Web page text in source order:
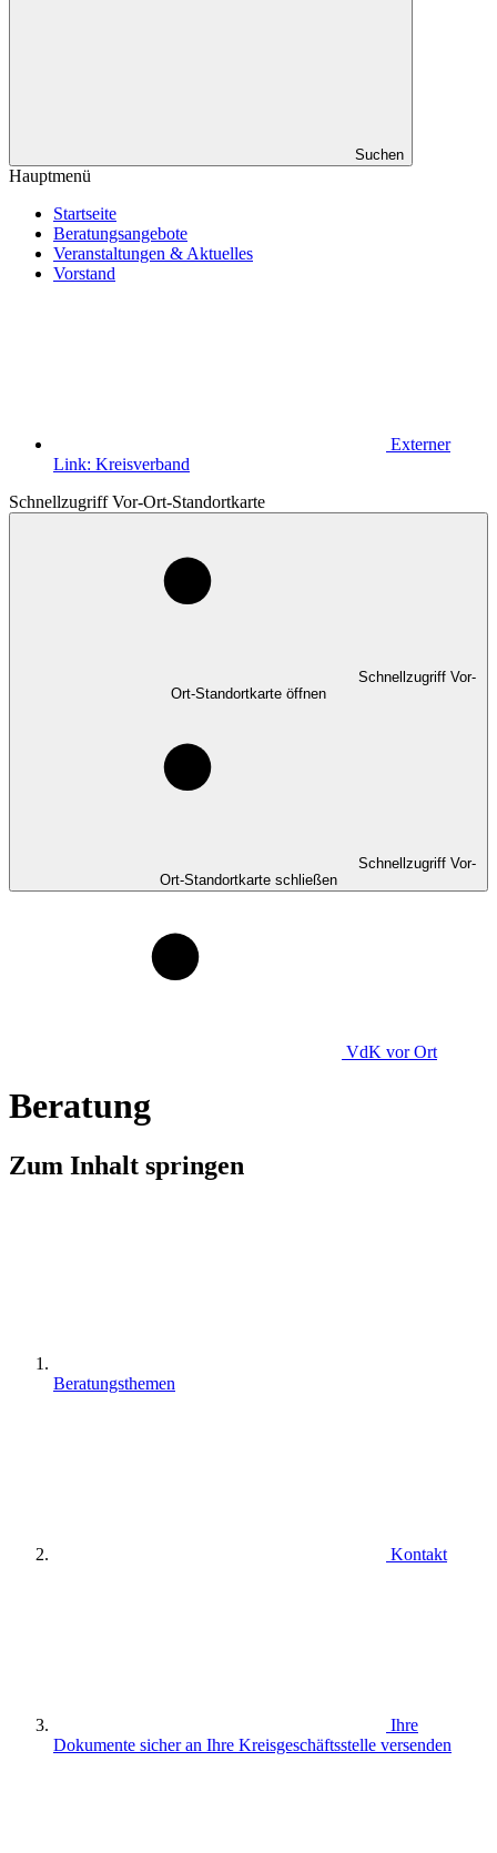
Suchen
Hauptmenü
Startseite
Beratungsangebote
Veranstaltungen & Aktuelles
Vorstand
Externer
Link: Kreisverband
Schnellzugriff Vor-Ort-Standortkarte
Schnellzugriff Vor-
Ort-Standortkarte öffnen
Schnellzugriff Vor-
Ort-Standortkarte schließen
VdK vor Ort
Beratung
Zum Inhalt springen
Beratungsthemen
Kontakt
Ihre
Dokumente sicher an Ihre Kreisgeschäftsstelle versenden